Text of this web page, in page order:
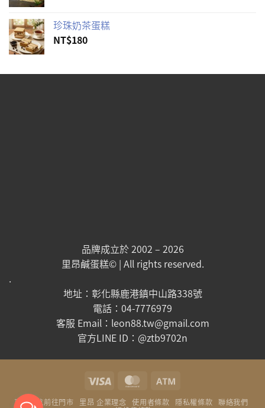
珍珠奶茶蛋糕
NT$180
品牌成立於 2002 – 2026
里昂鹹蛋糕© | All rights reserved.
.
地址：彰化縣鹿港鎮中山路338號
電話：04-7776979
客服 Email：leon88.tw@gmail.com
官方LINE ID：@ztb9702n
Visa MasterCard
直接導航前往門市 里昂 企業理念 使用者條款 隱私權條款 聯絡我們